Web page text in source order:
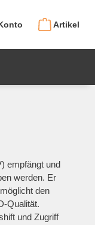
Artikel
empfängt und
werden. Er
den
Qualität.
und Zugriff